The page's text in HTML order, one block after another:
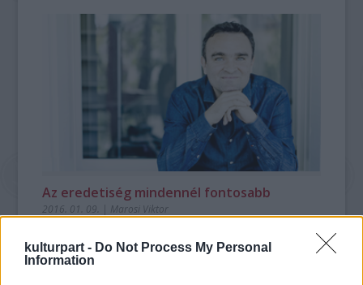
kulturpart - Do Not Process My Personal
Information
Az eredetiség mindennél fontosabb
2016. 01. 09. | Marosi Viktor
mai napig tele van kétségekkel, pedig mindenütt sztárként
bánnak vele. Január 24-én a Budapesti Fesztiválzenekarral